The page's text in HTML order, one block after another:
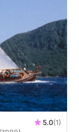
5.0(1)